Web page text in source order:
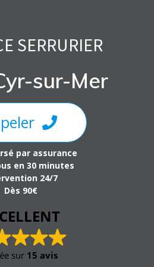
SERRURIER
sur-Mer
par assurance
en 30 minutes
24/7
Dès 90€
sur 15 avis